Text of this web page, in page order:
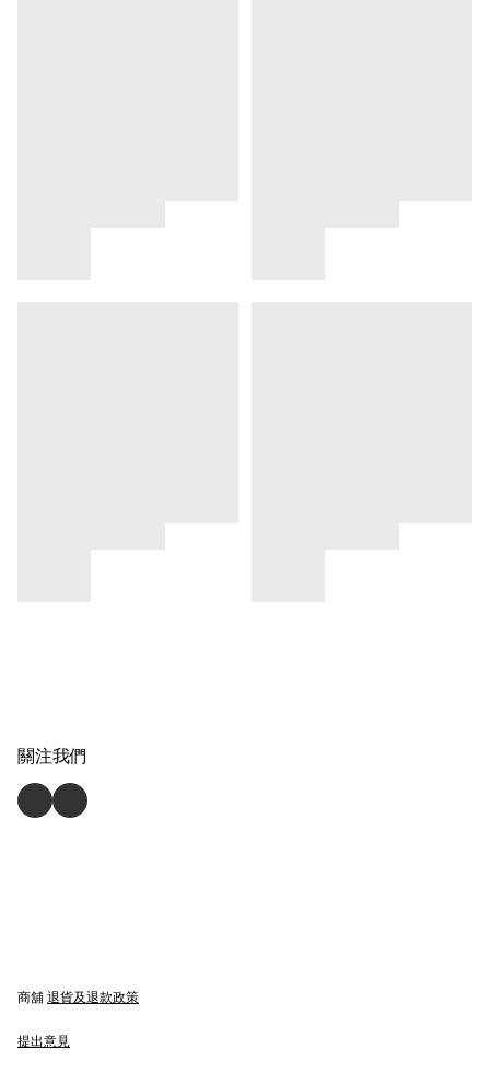
關注我們
商舖 退貨及退款政策
提出意見